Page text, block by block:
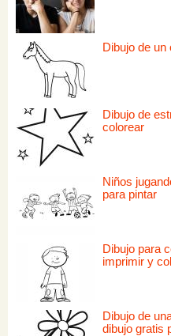
Dibujo de un
Dibujo de
colorear
Niños
para pintar
Dibujo para
imprimir y
Dibujo de
dibujo gratis